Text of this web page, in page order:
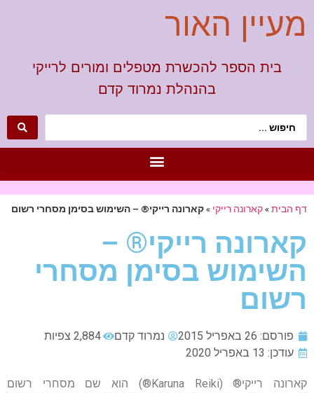
מעיין האור
בית הספר להכשרת מטפלים ומורים לרייקי
בהנהלת נמרוד קדם
דף הבית»קארונה רייקי »קארונה רייקי® – השימוש בסימן מסחרי רשום
קארונה רייקי® –
השימוש בסימן מסחרי
רשום
פורסם: 26 באפריל 2015 נמרוד קדם
2,884 צפיות
עודכן: 13 באפריל 2020
קארונה רייקי® (Karuna Reiki®) הוא שם מסחרי רשום